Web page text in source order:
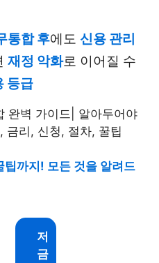
통합 후에도 신용 관리
재정 악화로 이어질 수
등급
팁까지! 모든 것을 알려드
저
금